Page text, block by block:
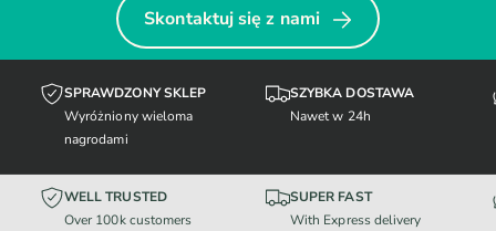
Skontaktuj się z nami
SPRAWDZONY SKLEP
Wyróżniony wieloma
nagrodami
SZYBKA DOSTAWA
Nawet w 24h
WELL TRUSTED
Over 100k customers
SUPER FAST
With Express delivery